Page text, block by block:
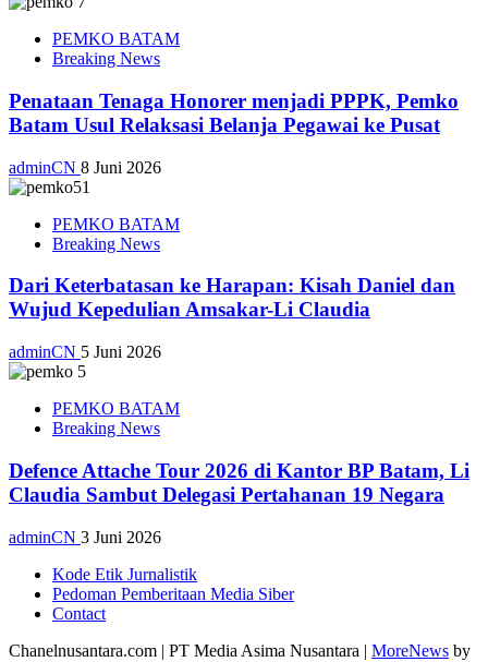
PEMKO BATAM
Breaking News
Penataan Tenaga Honorer menjadi PPPK, Pemko
Batam Usul Relaksasi Belanja Pegawai ke Pusat
adminCN 8 Juni 2026
PEMKO BATAM
Breaking News
Dari Keterbatasan ke Harapan: Kisah Daniel dan
Wujud Kepedulian Amsakar-Li Claudia
adminCN 5 Juni 2026
PEMKO BATAM
Breaking News
Defence Attache Tour 2026 di Kantor BP Batam, Li
Claudia Sambut Delegasi Pertahanan 19 Negara
adminCN 3 Juni 2026
Kode Etik Jurnalistik
Pedoman Pemberitaan Media Siber
Contact
Chanelnusantara.com | PT Media Asima Nusantara | MoreNews by